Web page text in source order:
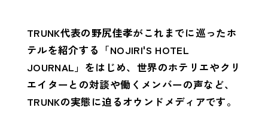
TRUNK代表の野尻佳孝がこれまでに巡ったホ
テルを紹介する「NOJIRI'S HOTEL
JOURNAL」をはじめ、 世界のホテリエやクリ
エイターとの対談や働くメンバーの声など、
TRUNKの実態に迫るオウンドメディアです。